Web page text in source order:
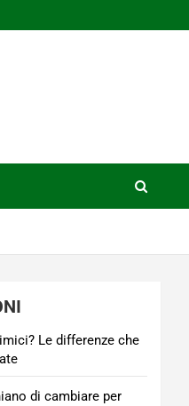
Le differenze che
di cambiare per